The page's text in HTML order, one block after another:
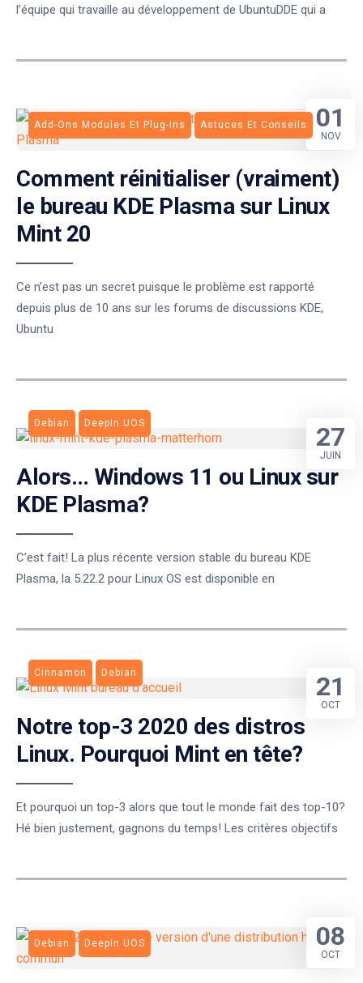
l’équipe qui travaille au développement de UbuntuDDE qui a
Add-Ons Modules Et Plug-Ins Astuces Et Conseils
Comment réinitialiser (vraiment)
le bureau KDE Plasma sur Linux
Mint 20
Ce n’est pas un secret puisque le problème est rapporté
depuis plus de 10 ans sur les forums de discussions KDE,
Ubuntu
01
NOV
Debian DeepIn UOS
Alors… Windows 11 ou Linux sur
KDE Plasma?
C’est fait! La plus récente version stable du bureau KDE
Plasma, la 5.22.2 pour Linux OS est disponible en
27
JUIN
Cinnamon Debian
Notre top-3 2020 des distros
Linux. Pourquoi Mint en tête?
Et pourquoi un top-3 alors que tout le monde fait des top-10?
Hé bien justement, gagnons du temps! Les critères objectifs
21
OCT
Debian DeepIn UOS 08
OCT